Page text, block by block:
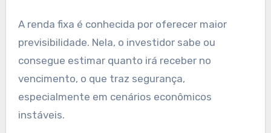
A renda fixa é conhecida por oferecer maior
previsibilidade. Nela, o investidor sabe ou
consegue estimar quanto irá receber no
vencimento, o que traz segurança,
especialmente em cenários econômicos
instáveis.